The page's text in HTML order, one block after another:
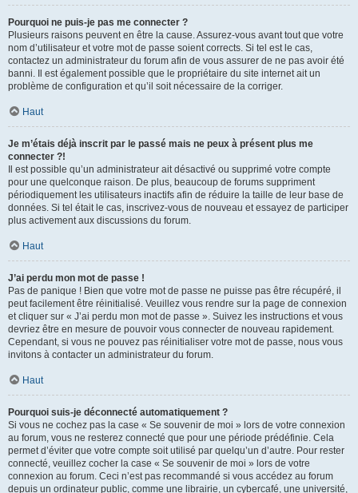
Pourquoi ne puis-je pas me connecter ?
Plusieurs raisons peuvent en être la cause. Assurez-vous avant tout que votre
nom d’utilisateur et votre mot de passe soient corrects. Si tel est le cas,
contactez un administrateur du forum afin de vous assurer de ne pas avoir été
banni. Il est également possible que le propriétaire du site internet ait un
problème de configuration et qu’il soit nécessaire de la corriger.
Haut
Je m’étais déjà inscrit par le passé mais ne peux à présent plus me
connecter ?!
Il est possible qu’un administrateur ait désactivé ou supprimé votre compte
pour une quelconque raison. De plus, beaucoup de forums suppriment
périodiquement les utilisateurs inactifs afin de réduire la taille de leur base de
données. Si tel était le cas, inscrivez-vous de nouveau et essayez de participer
plus activement aux discussions du forum.
Haut
J’ai perdu mon mot de passe !
Pas de panique ! Bien que votre mot de passe ne puisse pas être récupéré, il
peut facilement être réinitialisé. Veuillez vous rendre sur la page de connexion
et cliquer sur « J’ai perdu mon mot de passe ». Suivez les instructions et vous
devriez être en mesure de pouvoir vous connecter de nouveau rapidement.
Cependant, si vous ne pouvez pas réinitialiser votre mot de passe, nous vous
invitons à contacter un administrateur du forum.
Haut
Pourquoi suis-je déconnecté automatiquement ?
Si vous ne cochez pas la case « Se souvenir de moi » lors de votre connexion
au forum, vous ne resterez connecté que pour une période prédéfinie. Cela
permet d’éviter que votre compte soit utilisé par quelqu’un d’autre. Pour rester
connecté, veuillez cocher la case « Se souvenir de moi » lors de votre
connexion au forum. Ceci n’est pas recommandé si vous accédez au forum
depuis un ordinateur public, comme une librairie, un cybercafé, une université,